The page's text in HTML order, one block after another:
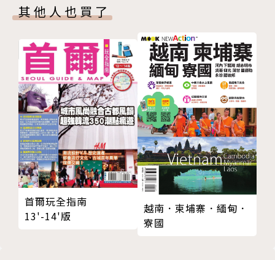
漂流到他所預期的目的地時，他轉而嘗試以皮筏和狗拉
雪橇方式攻占北極點。一八九五年四月七日，南森與同
儕強森抵達北緯八十六度十四分，打破當時人類的北行
紀錄。《極北之旅》一書正是他對這場為期三年的探險
生活的真情記述，《紐約時報》當時評論道：「（南森
與他的隊員們）的確是維京人的後代。」為南森立傳的
亨特福更認為南森「具體具體實現了文藝復興時期的
『全人』理想」。
作者簡介
弗瑞德約夫．南森 Fridtjof Nansen
第十四章 雪橇與皮筏
第十六章 一八九六年，新的一年
第十七章 向南之旅
結語
附錄
斯維德魯普船長報告：法蘭姆號漂流記（一）
斯維德魯普船長報告：法蘭姆號漂流記（二）
斯維德魯普船長報告：法蘭姆號漂流記（三）
斯維德魯普船長報告：法蘭姆號漂流記（四）
斯維德魯普船長報告：法蘭姆號漂流記（五）
其他人也買了
首爾玩全指南
13'-14'版
越南．柬埔寨．緬甸．
寮國